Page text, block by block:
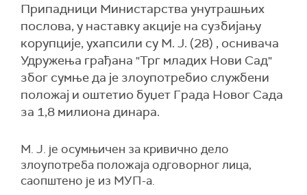
Припадници Министарства унутрашњих
послова, у наставку акције на сузбијању
корупције, ухапсили су М. Ј. (28) , оснивача
Удружења грађана "Трг младих Нови Сад"
због сумње да је злоупотребио службени
положај и оштетио буџет Града Новог Сада
за 1,8 милиона динара.
М. Ј. је осумњичен за кривично дело
злоупотреба положаја одговорног лица,
саопштено је из МУП-а.